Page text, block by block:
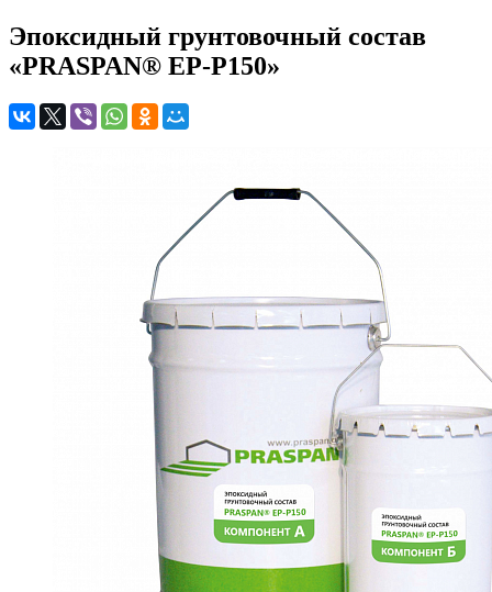
Эпоксидный грунтовочный состав
«PRASPAN® EP-P150»